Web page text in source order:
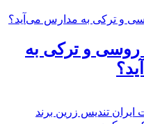
روسی و ترکی به